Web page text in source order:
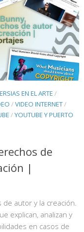
EN EL ARTE /
/VIDEO INTERNET/
/YOUTUBE Y PUERTO
de
|
autor y la creación.
explican, analizan y
en casos de